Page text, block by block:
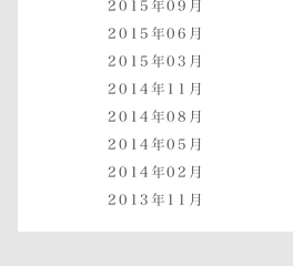
2015年09月
2015年06月
2015年03月
2014年11月
2014年08月
2014年05月
2014年02月
2013年11月